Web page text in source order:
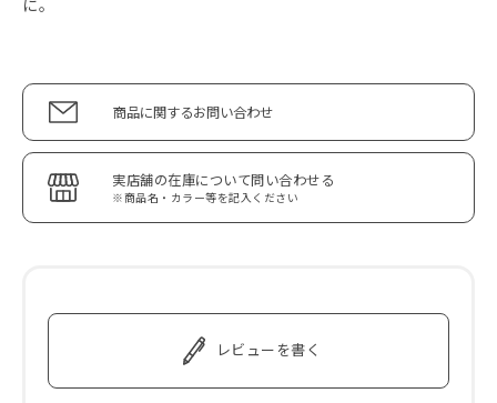
に。
商品に関するお問い合わせ
実店舗の在庫について問い合わせる
※商品名・カラー等を記入ください
レビューを書く